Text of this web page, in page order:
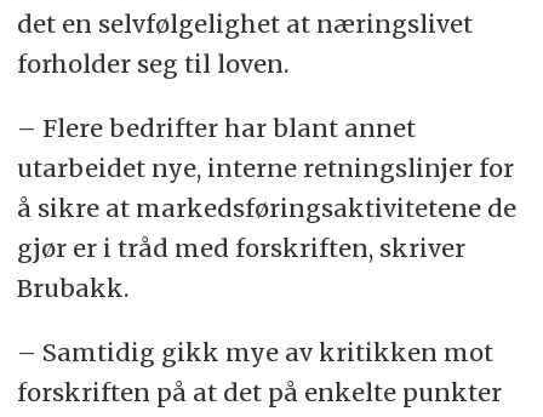
det en selvfølgelighet at næringslivet
forholder seg til loven.
– Flere bedrifter har blant annet
utarbeidet nye, interne retningslinjer for
å sikre at markedsføringsaktivitetene de
gjør er i tråd med forskriften, skriver
Brubakk.
– Samtidig gikk mye av kritikken mot
forskriften på at det på enkelte punkter